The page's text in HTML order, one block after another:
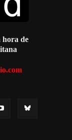
hora de